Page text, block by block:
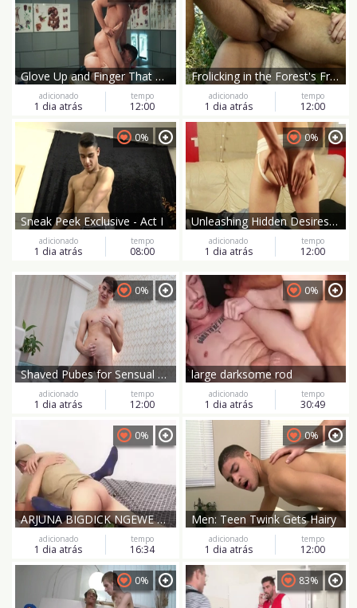
Glove Up and Finger That Tight Hole!
adicionado
1 dia atrás
tempo
12:00
Frolicking in the Forest's Freedom
adicionado
1 dia atrás
tempo
12:00
Sneak Peek Exclusive - Act I
0%
adicionado
1 dia atrás
tempo
08:00
Unleashing Hidden Desires with Ryder
0%
adicionado
1 dia atrás
tempo
12:00
Shaved Pubes for Sensual Play
0%
adicionado
1 dia atrás
tempo
12:00
large darksome rod
0%
adicionado
1 dia atrás
tempo
30:49
ARJUNA BIGDICK NGEWE BOCIIL S.eM.P
0%
adicionado
1 dia atrás
tempo
16:34
Men: Teen Twink Gets Hairy
0%
adicionado
1 dia atrás
tempo
12:00
0% 83%